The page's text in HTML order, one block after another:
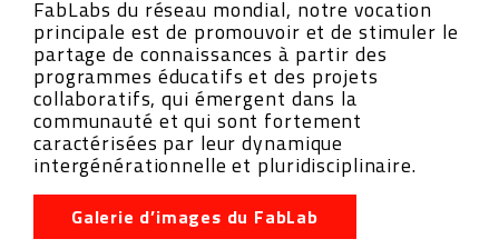
FabLabs du réseau mondial, notre vocation
principale est de promouvoir et de stimuler le
partage de connaissances à partir des
programmes éducatifs et des projets
collaboratifs, qui émergent dans la
communauté et qui sont fortement
caractérisées par leur dynamique
intergénérationnelle et pluridisciplinaire.
Galerie d’images du FabLab